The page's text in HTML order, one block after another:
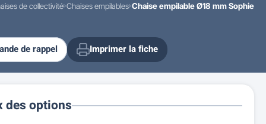
Fleurissement urbain
Supports et abris vélo moto
Miroir de sécurité routière
Drapeau - Pavoisement
Espace sanitaire
Casiers et meubles de rangement
de collectivité Chaises empilables Chaise empilable Ø18 mm Sophie
des options
de rappel Imprimer la fiche